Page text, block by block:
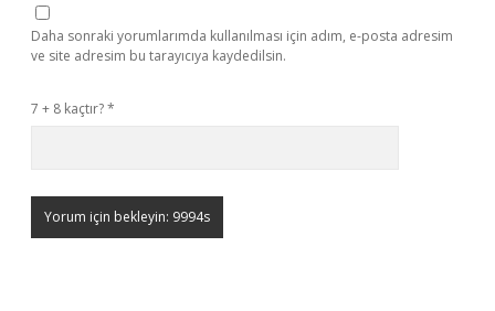
Daha sonraki yorumlarımda kullanılması için adım, e-posta adresim
ve site adresim bu tarayıcıya kaydedilsin.
7 + 8 kaçtır?*